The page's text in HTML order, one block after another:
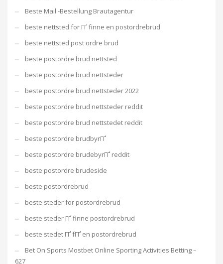
Beste Mail -Bestellung Brautagentur
beste nettsted for ГҐ finne en postordrebrud
beste nettsted post ordre brud
beste postordre brud nettsted
beste postordre brud nettsteder
beste postordre brud nettsteder 2022
beste postordre brud nettsteder reddit
beste postordre brud nettstedet reddit
beste postordre brudbyrГҐ
beste postordre brudebyrГҐ reddit
beste postordre brudeside
beste postordrebrud
beste steder for postordrebrud
beste steder ГҐ finne postordrebrud
beste stedet ГҐ fГҐ en postordrebrud
Bet On Sports Mostbet Online Sporting Activities Betting –
627